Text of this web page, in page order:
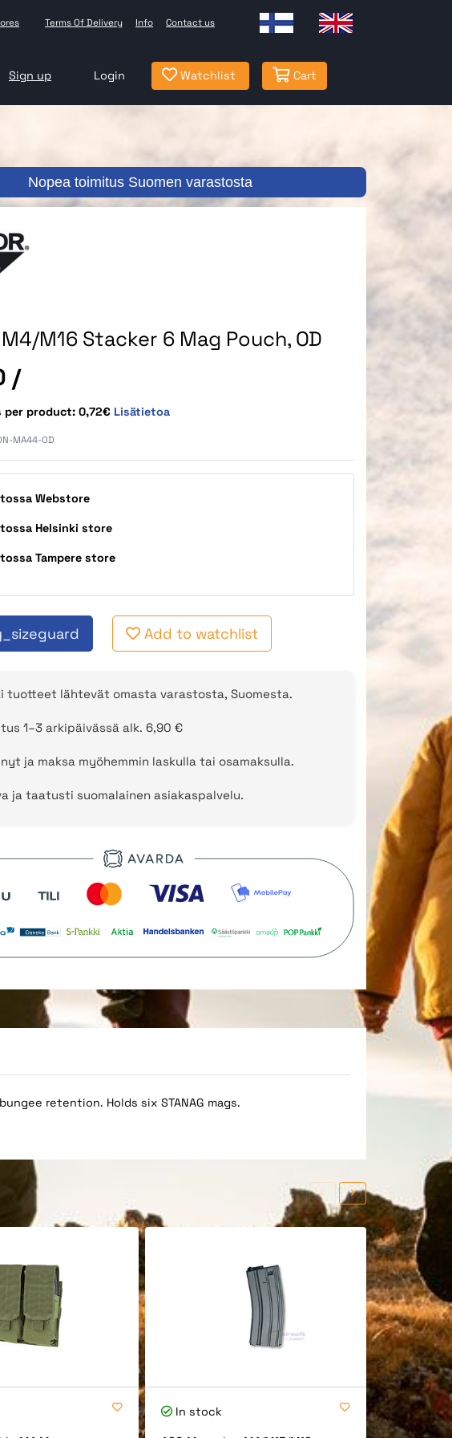
Terms Of Delivery Info Contact us
Sign up Login Watchlist Cart
Nopea toimitus Suomen varastosta
M16 Stacker 6 Mag Pouch, OD
/
per product: 0,72€ Lisätietoa
MA44-OD
Webstore
Helsinki store
Tampere store
Add to watchlist
tuotteet lähtevät omasta varastosta, Suomesta.
1–3 arkipäivässä alk. 6,90 €
ja maksa myöhemmin laskulla tai osamaksulla.
ja taatusti suomalainen asiakaspalvelu.
retention. Holds six STANAG mags.
In stock In stock